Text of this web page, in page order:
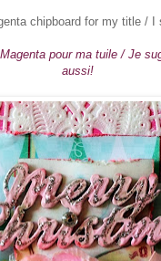
chipboard for my title / I
pour ma tuile / Je
aussi!